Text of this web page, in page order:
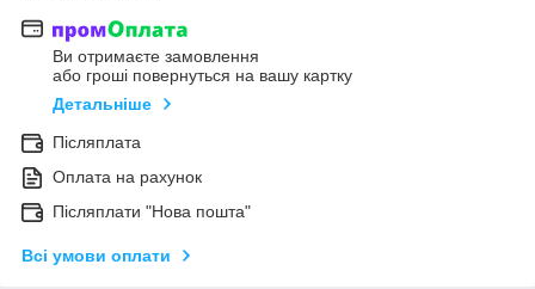
Ви отримаєте замовлення
або гроші повернуться на вашу картку
Детальніше
Післяплата
Оплата на рахунок
Післяплати "Нова пошта"
Всі умови оплати